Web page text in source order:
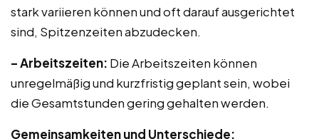
stark variieren können und oft darauf ausgerichtet
sind, Spitzenzeiten abzudecken.
– Arbeitszeiten: Die Arbeitszeiten können
unregelmäßig und kurzfristig geplant sein, wobei
die Gesamtstunden gering gehalten werden.
Gemeinsamkeiten und Unterschiede: